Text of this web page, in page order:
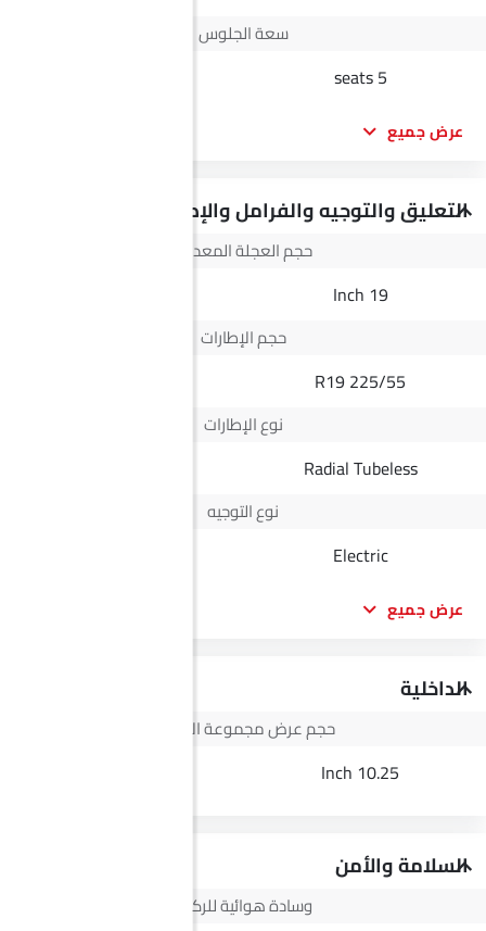
سعة الجلوس
5 seats
عرض جميع
التعليق والتوجيه والفرامل والإطارات
حجم العجلة المعدنية
19 Inch
حجم الإطارات
225/55 R19
نوع الإطارات
Radial Tubeless
نوع التوجيه
Electric
عرض جميع
الداخلية
حجم عرض مجموعة الأجهزة
10.25 Inch
السلامة والأمن
وسادة هوائية للركاب